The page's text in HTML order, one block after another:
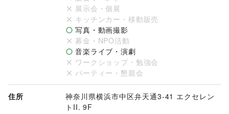
や内覧もお気軽にお問い合わせください。
展示会・個展
キッチンカー・移動販売
写真・動画撮影
募金・NPO活動
音楽ライブ・演劇
ワークショップ・勉強会
パーティー・懇親会
住所
神奈川県横浜市中区弁天通3-41 エクセレン
トII. 9F